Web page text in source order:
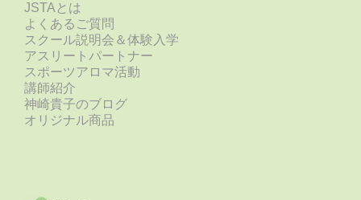
JSTAとは
よくあるご質問
スクール説明会＆体験入学
アスリートパートナー
スポーツアロマ活動
講師紹介
神崎貴子のブログ
オリジナル商品